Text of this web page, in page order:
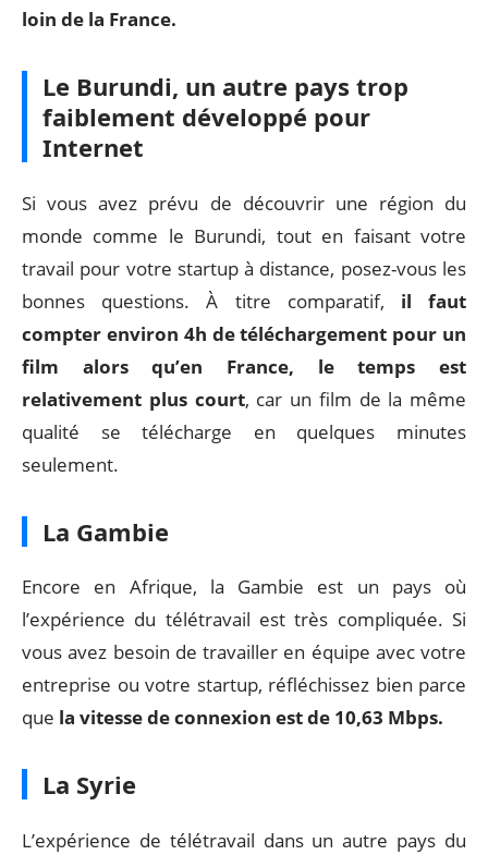
loin de la France.
Le Burundi, un autre pays trop
faiblement développé pour
Internet
Si vous avez prévu de découvrir une région du
monde comme le Burundi, tout en faisant votre
travail pour votre startup à distance, posez-vous les
bonnes questions. À titre comparatif, il faut
compter environ 4h de téléchargement pour un
film alors qu’en France, le temps est
relativement plus court, car un film de la même
qualité se télécharge en quelques minutes
seulement.
La Gambie
Encore en Afrique, la Gambie est un pays où
l’expérience du télétravail est très compliquée. Si
vous avez besoin de travailler en équipe avec votre
entreprise ou votre startup, réfléchissez bien parce
que la vitesse de connexion est de 10,63 Mbps.
La Syrie
L’expérience de télétravail dans un autre pays du